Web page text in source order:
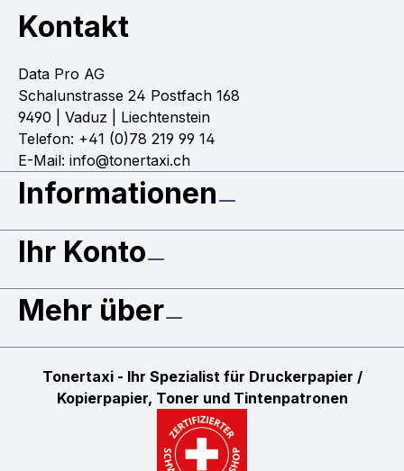
Kontakt
Data Pro AG
Schalunstrasse 24 Postfach 168
9490 | Vaduz | Liechtenstein
Telefon: +41 (0)78 219 99 14
E-Mail: info@tonertaxi.ch
Informationen
Ihr Konto
Mehr über
Tonertaxi - Ihr Spezialist für Druckerpapier /
Kopierpapier, Toner und Tintenpatronen